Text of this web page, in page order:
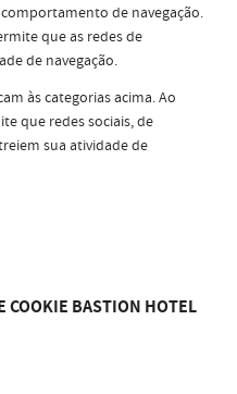
de navegação.
que as redes de
de navegação.
às categorias acima. Ao
que redes sociais, de
sua atividade de
COOKIE BASTION HOTEL